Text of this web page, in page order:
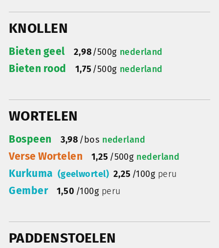
KNOLLEN
Bieten geel 2,98 /500g nederland
Bieten rood 1,75 /500g nederland
WORTELEN
Bospeen 3,98 / bos nederland
Verse Wortelen 1,25 /500g nederland
Kurkuma (geelwortel) 2,25 /100g peru
Gember 1,50 /100g peru
PADDENSTOELEN